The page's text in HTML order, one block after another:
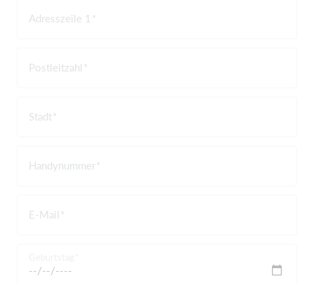
Adresszeile 1
Postleitzahl
Stadt
Handynummer
E-Mail